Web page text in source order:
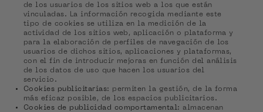
de los usuarios de los sitios web a los que están
vinculadas. La información recogida mediante este
tipo de cookies se utiliza en la medición de la
actividad de los sitios web, aplicación o plataforma y
para la elaboración de perfiles de navegación de los
usuarios de dichos sitios, aplicaciones y plataformas,
con el fin de introducir mejoras en función del análisis
de los datos de uso que hacen los usuarios del
servicio.
Cookies publicitarias: permiten la gestión, de la forma
más eficaz posible, de los espacios publicitarios.
Cookies de publicidad comportamental: almacenan